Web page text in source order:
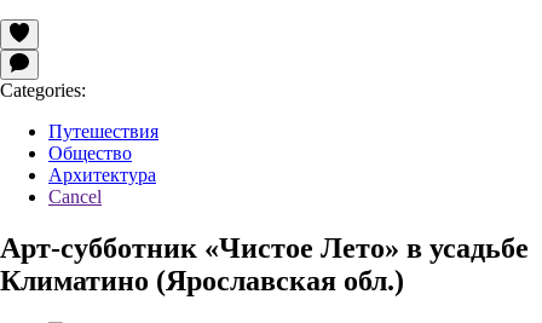
Categories:
Путешествия
Общество
Архитектура
Cancel
Арт‑субботник «Чистое Лето» в усадьбе
Климатино (Ярославская обл.)